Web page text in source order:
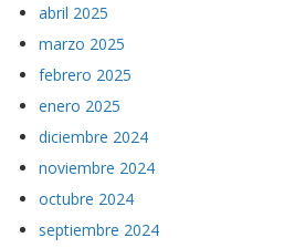
abril 2025
marzo 2025
febrero 2025
enero 2025
diciembre 2024
noviembre 2024
octubre 2024
septiembre 2024